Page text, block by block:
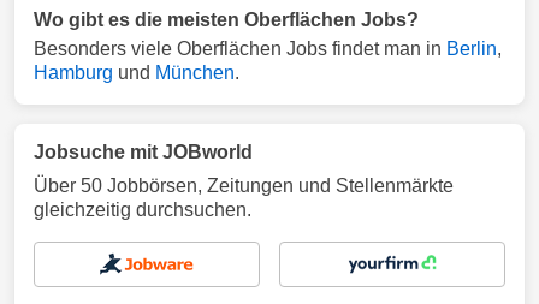
Wo gibt es die meisten Oberflächen Jobs?
Besonders viele Oberflächen Jobs findet man in Berlin,
Hamburg und München.
Jobsuche mit JOBworld
Über 50 Jobbörsen, Zeitungen und Stellenmärkte
gleichzeitig durchsuchen.